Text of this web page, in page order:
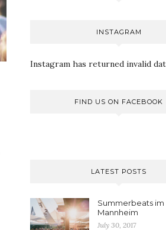
INSTAGRAM
Instagram has returned invalid
FIND US ON FACEBOOK
LATEST POSTS
Summerbeats im
Mannheim
July 30, 2017